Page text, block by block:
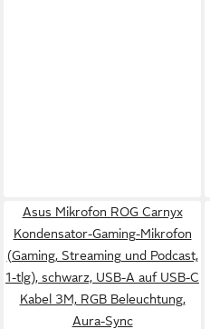
Asus Mikrofon ROG Carnyx
Kondensator-Gaming-Mikrofon
(Gaming, Streaming und Podcast,
1-tlg), schwarz, USB-A auf USB-C
Kabel 3M, RGB Beleuchtung,
Aura-Sync